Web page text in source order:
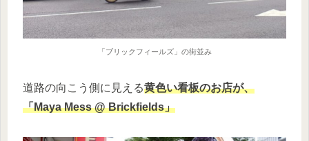
「ブリックフィールズ」の街並み
道路の向こう側に見える黄色い看板のお店が、
「Maya Mess @ Brickfields」